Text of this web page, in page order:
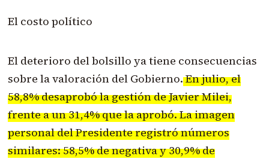
El costo político
El deterioro del bolsillo ya tiene consecuencias
sobre la valoración del Gobierno.En julio, el
58,8% desaprobó la gestión de Javier Milei,
frente a un 31,4% que la aprobó. La imagen
personal del Presidente registró números
similares: 58,5% de negativa y 30,9% de